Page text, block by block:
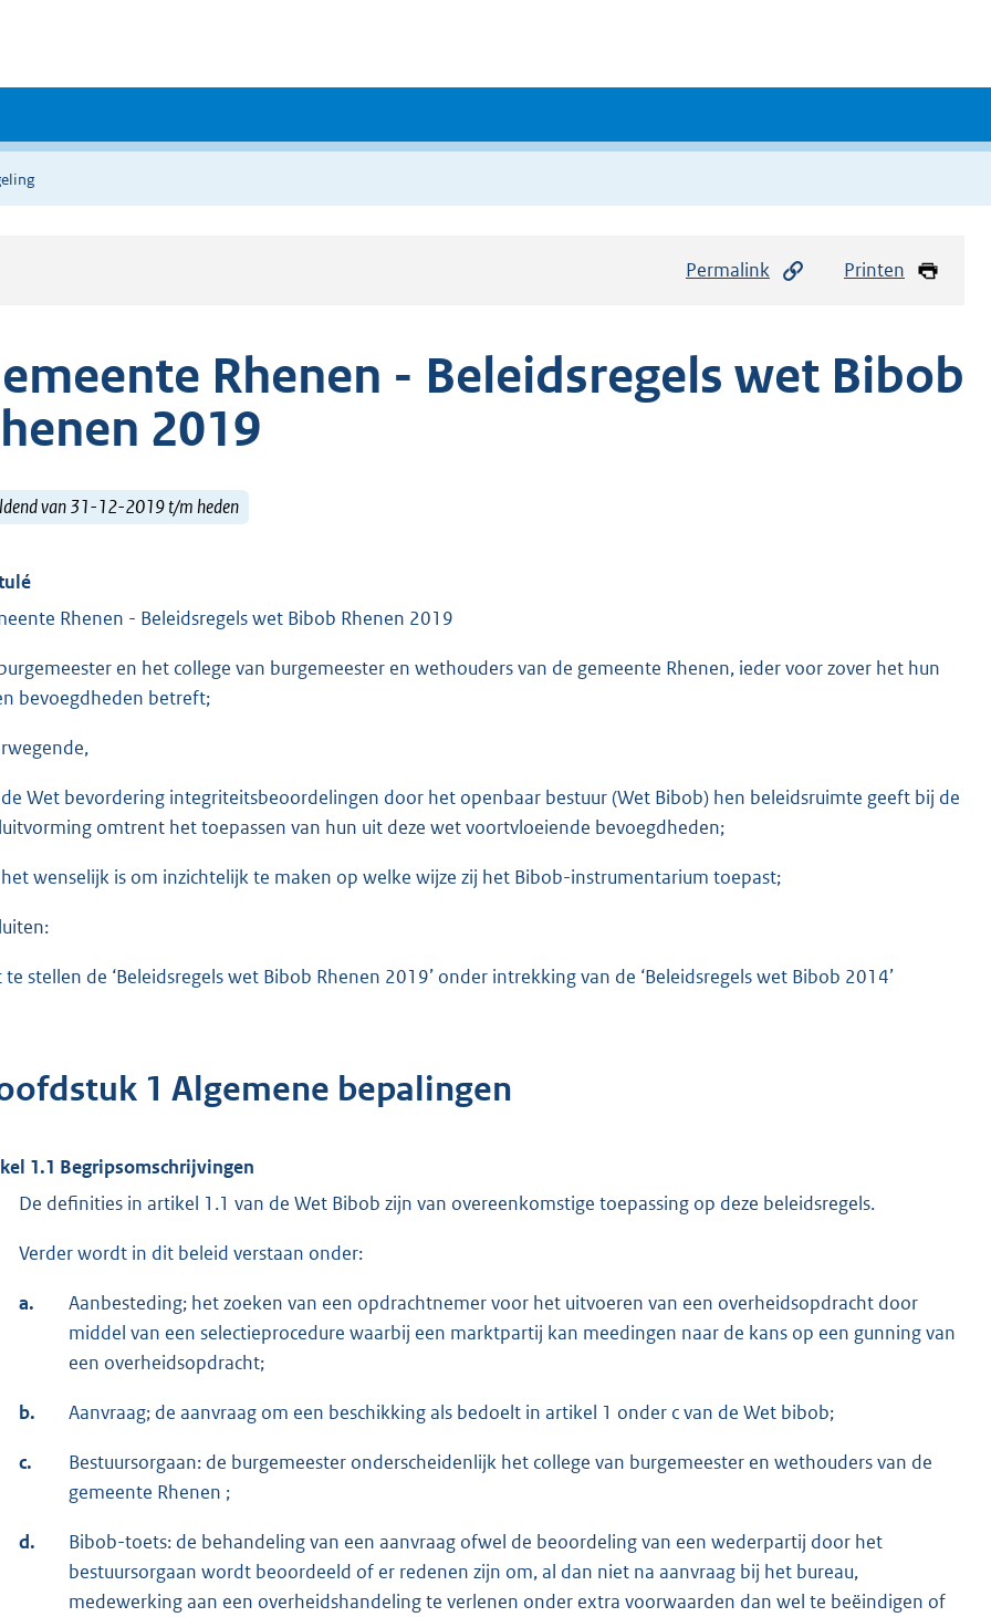
Permalink Printen
Rhenen - Beleidsregels wet Bibob
2019
van 31-12-2019 t/m heden
Rhenen - Beleidsregels wet Bibob Rhenen 2019
en het college van burgemeester en wethouders van de gemeente Rhenen, ieder voor zover het hun
bevoegdheden betreft;
Wet bevordering integriteitsbeoordelingen door het openbaar bestuur (Wet Bibob) hen beleidsruimte geeft bij de
omtrent het toepassen van hun uit deze wet voortvloeiende bevoegdheden;
wenselijk is om inzichtelijk te maken op welke wijze zij het Bibob-instrumentarium toepast;
te stellen de ‘Beleidsregels wet Bibob Rhenen 2019’ onder intrekking van de ‘Beleidsregels wet Bibob 2014’
1 Algemene bepalingen
1.1 Begripsomschrijvingen
De definities in artikel 1.1 van de Wet Bibob zijn van overeenkomstige toepassing op deze beleidsregels.
Verder wordt in dit beleid verstaan onder:
a.
Aanbesteding; het zoeken van een opdrachtnemer voor het uitvoeren van een overheidsopdracht door
middel van een selectieprocedure waarbij een marktpartij kan meedingen naar de kans op een gunning van
een overheidsopdracht;
b. Aanvraag; de aanvraag om een beschikking als bedoelt in artikel 1 onder c van de Wet bibob;
c.
Bestuursorgaan: de burgemeester onderscheidenlijk het college van burgemeester en wethouders van de
gemeente Rhenen ;
d.
Bibob-toets: de behandeling van een aanvraag ofwel de beoordeling van een wederpartij door het
bestuursorgaan wordt beoordeeld of er redenen zijn om, al dan niet na aanvraag bij het bureau,
medewerking aan een overheidshandeling te verlenen onder extra voorwaarden dan wel te beëindigen of